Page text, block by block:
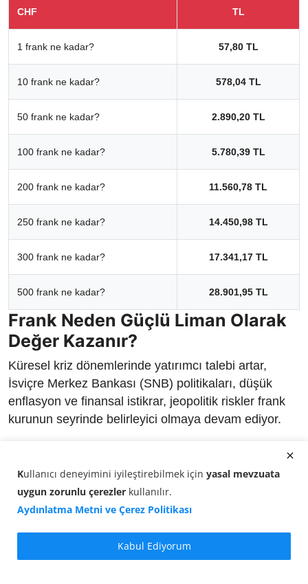
CHF TL
1 frank ne kadar? 57,80 TL
10 frank ne kadar? 578,04 TL
50 frank ne kadar? 2.890,20 TL
100 frank ne kadar? 5.780,39 TL
200 frank ne kadar? 11.560,78 TL
250 frank ne kadar? 14.450,98 TL
300 frank ne kadar? 17.341,17 TL
500 frank ne kadar? 28.901,95 TL
Frank Neden Güçlü Liman Olarak
Değer Kazanır?
Küresel kriz dönemlerinde yatırımcı talebi artar,
İsviçre Merkez Bankası (SNB) politikaları, düşük
enflasyon ve finansal istikrar, jeopolitik riskler frank
kurunun seyrinde belirleyici olmaya devam ediyor.
Kullanıcı deneyimini iyileştirebilmek için yasal mevzuata
uygun zorunlu çerezler kullanılır.
Aydınlatma Metni ve Çerez Politikası
Kabul Ediyorum